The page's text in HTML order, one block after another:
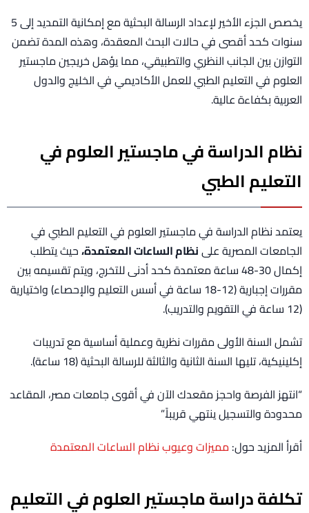
يخصص الجزء الأخير لإعداد الرسالة البحثية مع إمكانية التمديد إلى 5
سنوات كحد أقصى في حالات البحث المعقدة، وهذه المدة تضمن
التوازن بين الجانب النظري والتطبيقي، مما يؤهل خريجين ماجستير
العلوم في التعليم الطبي للعمل الأكاديمي في الخليج والدول
العربية بكفاءة عالية.
نظام الدراسة في ماجستير العلوم في
التعليم الطبي
يعتمد نظام الدراسة في ماجستير العلوم في التعليم الطبي في
الجامعات المصرية علىنظام الساعات المعتمدة،حيث يتطلب
إكمال 30-48 ساعة معتمدة كحد أدنى للتخرج، ويتم تقسيمه بين
مقررات إجبارية (12-18 ساعة في أسس التعليم والإحصاء) واختيارية
تشمل السنة الأولى مقررات نظرية وعملية أساسية مع تدريبات
إكلينيكية، تليها السنة الثانية والثالثة للرسالة البحثية (18 ساعة).
“انتهز الفرصة واحجز مقعدك الآن في أقوى جامعات مصر، المقاعد
محدودة والتسجيل ينتهي قريباً.”
أقرأ المزيد حول:مميزات وعيوب نظام الساعات المعتمدة
تكلفة دراسة ماجستير العلوم في التعليم